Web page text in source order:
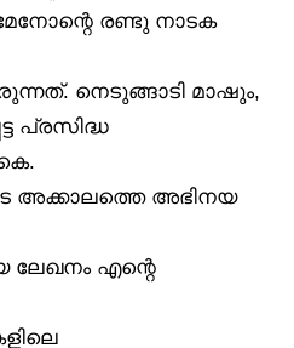
രണ്ടു നാടക
നെടുങ്ങാടി മാഷും,
പ്രസിദ്ധ
അക്കാലത്തെ അഭിനയ
ലേഖനം എന്റെ